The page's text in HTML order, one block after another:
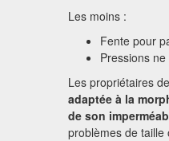
Les moins :
Fente pour
Pressions
Les propriétaires
adaptée à la
de son
problèmes de taille